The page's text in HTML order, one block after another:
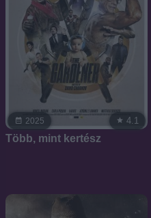
2025 4.1
Több, mint kertész